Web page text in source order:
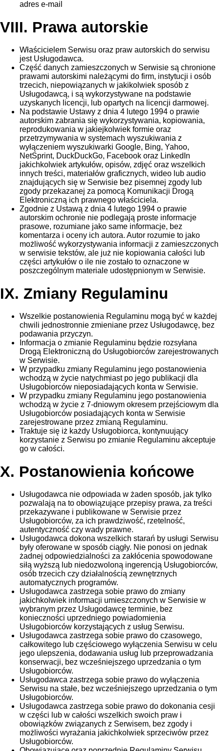
adres e-mail
VIII. Prawa autorskie
Właścicielem Serwisu oraz praw autorskich do serwisu
jest Usługodawca.
Część danych zamieszczonych w Serwisie są chronione
prawami autorskimi należącymi do firm, instytucji i osób
trzecich, niepowiązanych w jakikolwiek sposób z
Usługodawcą, i są wykorzystywane na podstawie
uzyskanych licencji, lub opartych na licencji darmowej.
Na podstawie Ustawy z dnia 4 lutego 1994 o prawie
autorskim zabrania się wykorzystywania, kopiowania,
reprodukowania w jakiejkolwiek formie oraz
przetrzymywania w systemach wyszukiwania z
wyłączeniem wyszukiwarki Google, Bing, Yahoo,
NetSprint, DuckDuckGo, Facebook oraz LinkedIn
jakichkolwiek artykułów, opisów, zdjęć oraz wszelkich
innych treści, materiałów graficznych, wideo lub audio
znajdujących się w Serwisie bez pisemnej zgody lub
zgody przekazanej za pomocą Komunikacji Drogą
Elektroniczną ich prawnego właściciela.
Zgodnie z Ustawą z dnia 4 lutego 1994 o prawie
autorskim ochronie nie podlegają proste informacje
prasowe, rozumiane jako same informacje, bez
komentarza i oceny ich autora. Autor rozumie to jako
możliwość wykorzystywania informacji z zamieszczonych
w serwisie tekstów, ale już nie kopiowania całości lub
części artykułów o ile nie zostało to oznaczone w
poszczególnym materiale udostępnionym w Serwisie.
IX. Zmiany Regulaminu
Wszelkie postanowienia Regulaminu mogą być w każdej
chwili jednostronnie zmieniane przez Usługodawcę, bez
podawania przyczyn.
Informacja o zmianie Regulaminu będzie rozsyłana
Drogą Elektroniczną do Usługobiorców zarejestrowanych
w Serwisie.
W przypadku zmiany Regulaminu jego postanowienia
wchodzą w życie natychmiast po jego publikacji dla
Usługobiorców nieposiadających konta w Serwisie.
W przypadku zmiany Regulaminu jego postanowienia
wchodzą w życie z 7-dniowym okresem przejściowym dla
Usługobiorców posiadających konta w Serwisie
zarejestrowane przez zmianą Regulaminu.
Traktuje się iż każdy Usługobiorca, kontynuujący
korzystanie z Serwisu po zmianie Regulaminu akceptuje
go w całości.
X. Postanowienia końcowe
Usługodawca nie odpowiada w żaden sposób, jak tylko
pozwalają na to obowiązujące przepisy prawa, za treści
przekazywane i publikowane w Serwisie przez
Usługobiorców, za ich prawdziwość, rzetelność,
autentyczność czy wady prawne.
Usługodawca dokona wszelkich starań by usługi Serwisu
były oferowane w sposób ciągły. Nie ponosi on jednak
żadnej odpowiedzialności za zakłócenia spowodowane
siłą wyższą lub niedozwoloną ingerencją Usługobiorców,
osób trzecich czy działalnością zewnętrznych
automatycznych programów.
Usługodawca zastrzega sobie prawo do zmiany
jakichkolwiek informacji umieszczonych w Serwisie w
wybranym przez Usługodawcę terminie, bez
konieczności uprzedniego powiadomienia
Usługobiorców korzystających z usług Serwisu.
Usługodawca zastrzega sobie prawo do czasowego,
całkowitego lub częściowego wyłączenia Serwisu w celu
jego ulepszenia, dodawania usług lub przeprowadzania
konserwacji, bez wcześniejszego uprzedzania o tym
Usługobiorców.
Usługodawca zastrzega sobie prawo do wyłączenia
Serwisu na stałe, bez wcześniejszego uprzedzania o tym
Usługobiorców.
Usługodawca zastrzega sobie prawo do dokonania cesji
w części lub w całości wszelkich swoich praw i
obowiązków związanych z Serwisem, bez zgody i
możliwości wyrażania jakichkolwiek sprzeciwów przez
Usługobiorców.